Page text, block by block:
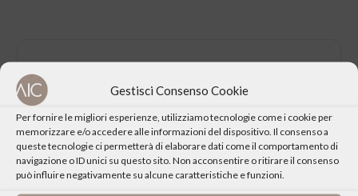
Gestisci Consenso Cookie
Per fornire le migliori esperienze, utilizziamo tecnologie come i cookie per
memorizzare e/o accedere alle informazioni del dispositivo. Il consenso a
queste tecnologie ci permetterà di elaborare dati come il comportamento di
navigazione o ID unici su questo sito. Non acconsentire o ritirare il consenso
può influire negativamente su alcune caratteristiche e funzioni.